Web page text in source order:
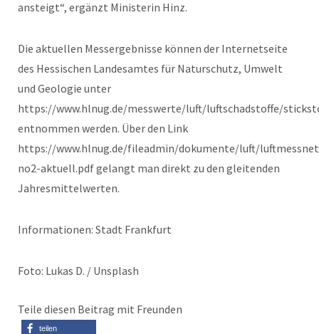
ansteigt“, ergänzt Ministerin Hinz.
Die aktuellen Messergebnisse können der Internetseite
des Hessischen Landesamtes für Naturschutz, Umwelt
und Geologie unter
https://www.hlnug.de/messwerte/luft/luftschadstoffe/
entnommen werden. Über den Link
https://www.hlnug.de/fileadmin/dokumente/luft/
no2-aktuell.pdf gelangt man direkt zu den gleitenden
Jahresmittelwerten.
Informationen: Stadt Frankfurt
Foto: Lukas D. / Unsplash
Teile diesen Beitrag mit Freunden
teilen